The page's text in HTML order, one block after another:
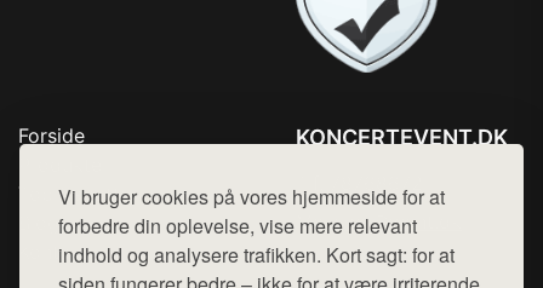
Vi bruger cookies på vores hjemmeside for at
forbedre din oplevelse, vise mere relevant
indhold og analysere trafikken. Kort sagt: for at
Forside
Top Rabatter
Blog
Kontakt
KONCERTEVENT.DK
Mail: hej@want.dk
Cookie- og privatlivspolitik